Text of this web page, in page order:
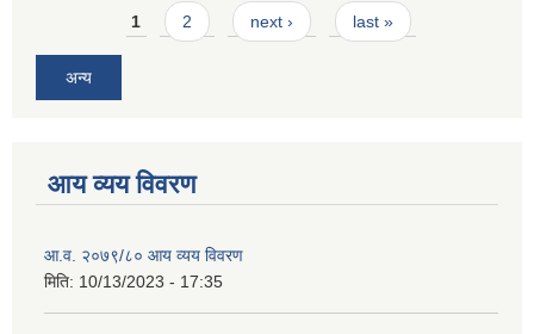
Pages1 2 next › last »
अन्य
आय व्यय विवरण
आ.व. २०७९/८० आय व्यय विवरण
मिति: 10/13/2023 - 17:35